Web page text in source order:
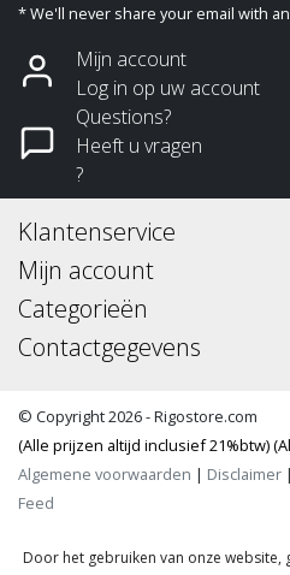
* We'll never share your email with
Mijn account
Log in op uw account
Questions?
Heeft u vragen
?
Klantenservice
Mijn account
Categorieën
Contactgegevens
© Copyright 2026 - Rigostore.com
(Alle prijzen altijd inclusief 21%btw)
Algemene voorwaarden | Disclaimer |
Feed
Door het gebruiken van onze website,